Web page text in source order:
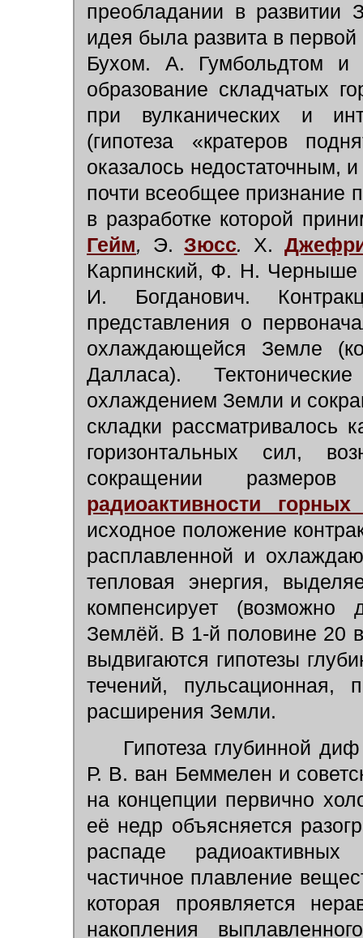
преобладании в развитии
идея была развита в
Бухом. А. Гумбольдтом и
образование складчатых
при вулканических и
(гипотеза «кратеров
оказалось недостаточным,
почти всеобщее признание
в разработке которой
Гейм, Э.Зюсс. Х.
Карпинский, Ф. Н.
И. Богданович.
представления о
охлаждающейся Земле
Далласа).
охлаждением Земли и
складки рассматривалось
горизонтальных сил,
сокращении
радиоактивности
исходное положение
расплавленной и
тепловая энергия,
компенсирует
Землёй. В 1-й половине 20
выдвигаются гипотезы
течений, пульсационная,
расширения Земли.
Гипотеза глубинной
Р. В. ван Беммелен и
на концепции первично
её недр объясняется
распаде
частичное плавление
которая проявляется
накопления